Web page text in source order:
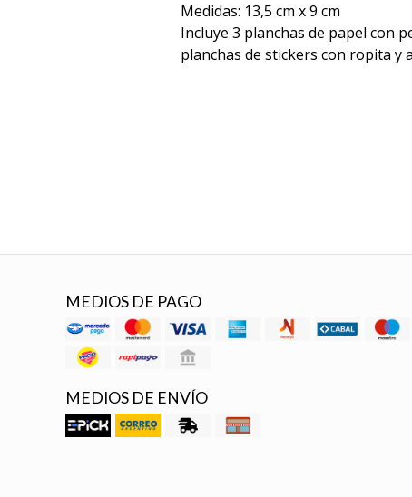
Medidas: 13,5 cm x 9 cm
Incluye 3 planchas de papel con
planchas de stickers con ropita y
MEDIOS DE PAGO
MEDIOS DE ENVÍO